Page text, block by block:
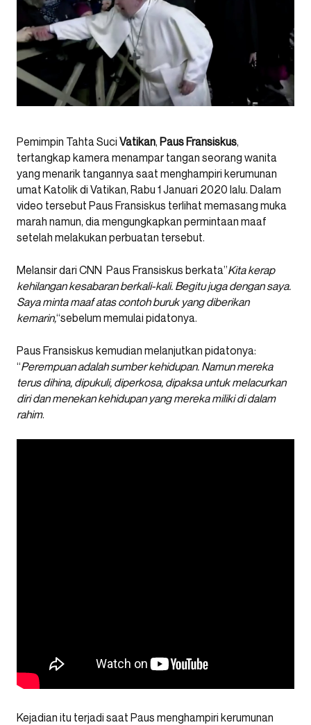
Pemimpin Tahta Suci Vatikan, Paus Fransiskus,
tertangkap kamera menampar tangan seorang wanita
yang menarik tangannya saat menghampiri kerumunan
umat Katolik di Vatikan, Rabu 1 Januari 2020 lalu. Dalam
video tersebut Paus Fransiskus terlihat memasang muka
marah namun, dia mengungkapkan permintaan maaf
setelah melakukan perbuatan tersebut.
Melansir dari CNN Paus Fransiskus berkata”Kita kerap
kehilangan kesabaran berkali-kali. Begitu juga dengan saya.
Saya minta maaf atas contoh buruk yang diberikan
kemarin,“sebelum memulai pidatonya.
Paus Fransiskus kemudian melanjutkan pidatonya:
“Perempuan adalah sumber kehidupan. Namun mereka
terus dihina, dipukuli, diperkosa, dipaksa untuk melacurkan
diri dan menekan kehidupan yang mereka miliki di dalam
rahim.
Kejadian itu terjadi saat Paus menghampiri kerumunan